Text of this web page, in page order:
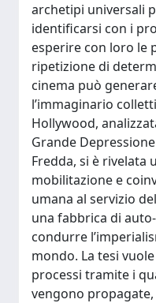
archetipi universali
identificarsi con i
esperire con loro le
ripetizione di
cinema può
l’immaginario
Hollywood,
Grande
Fredda, si è rivelata
mobilitazione e
umana al servizio
una fabbrica di
condurre
mondo. La tesi
processi tramite i
vengono